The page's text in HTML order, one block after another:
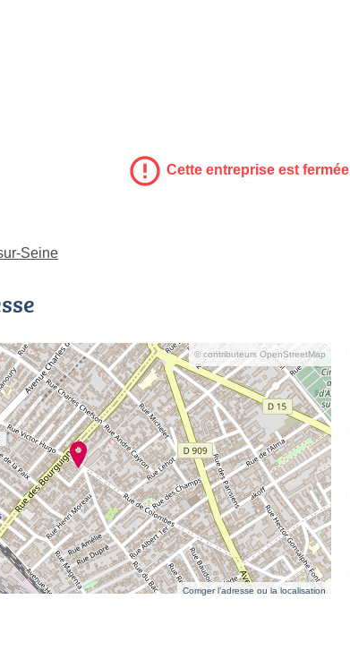
Cette entreprise est fermée
Seine
© contributeurs OpenStreetMap
Corriger l’adresse ou la localisation